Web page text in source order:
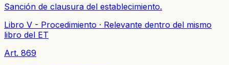
Sanción de clausura del establecimiento.
Libro V - Procedimiento · Relevante dentro del mismo
libro del ET
Art. 869